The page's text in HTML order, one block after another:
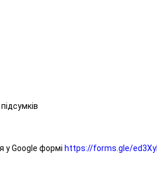
у Google формі https://forms.gle/